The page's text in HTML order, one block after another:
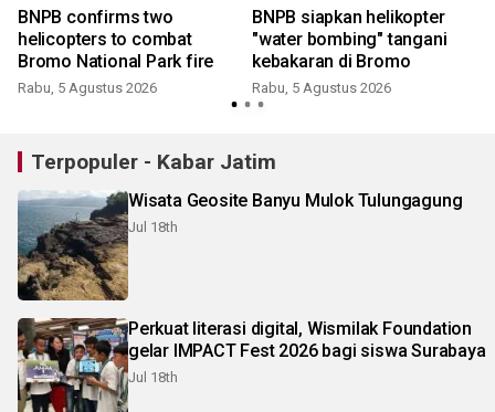
BNPB confirms two
helicopters to combat
Bromo National Park fire
Rabu, 5 Agustus 2026
BNPB siapkan helikopter
"water bombing" tangani
kebakaran di Bromo
Rabu, 5 Agustus 2026
Terpopuler - Kabar Jatim
Wisata Geosite Banyu Mulok Tulungagung
Jul 18th
Perkuat literasi digital, Wismilak Foundation
gelar IMPACT Fest 2026 bagi siswa Surabaya
Jul 18th